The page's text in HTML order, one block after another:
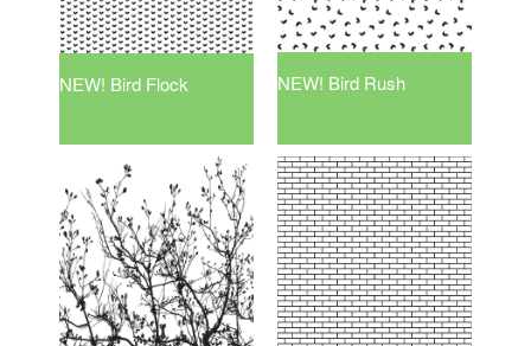
NEW! Bird Flock NEW! Bird Rush